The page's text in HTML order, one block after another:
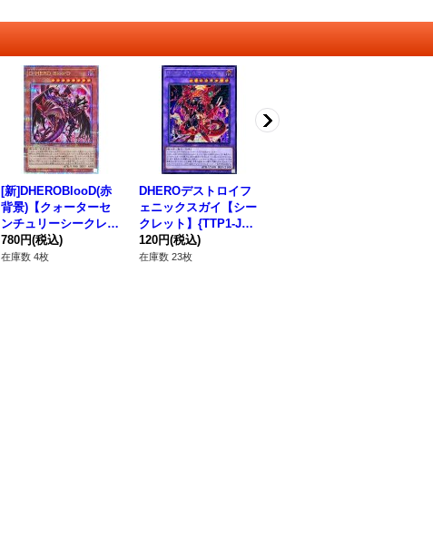
[新]DHEROBlooD(赤
背景)【クォーターセ
ンチュリーシークレッ
ト】{QCAC-JP031}
《モンスター》
780円(税込)
在庫数 4枚
DHEROデストロイフ
ェニックスガイ【シー
クレット】{TTP1-JP0
46}《融合》
120円(税込)
在庫数 23枚